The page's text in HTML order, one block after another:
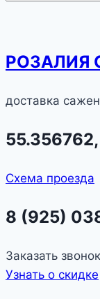
РОЗАЛИЯ
доставка
Схема проезда
8 (925)
Заказать звонок
Узнать о скидке